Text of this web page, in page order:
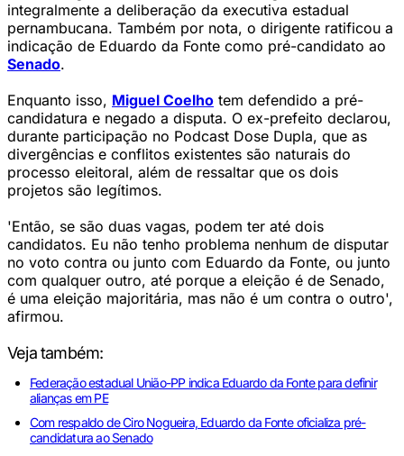
integralmente a deliberação da executiva estadual
pernambucana. Também por nota, o dirigente ratificou a
indicação de Eduardo da Fonte como pré-candidato ao
Senado.
Enquanto isso, Miguel Coelho tem defendido a pré-
candidatura e negado a disputa. O ex-prefeito declarou,
durante participação no Podcast Dose Dupla, que as
divergências e conflitos existentes são naturais do
processo eleitoral, além de ressaltar que os dois
projetos são legítimos.
'Então, se são duas vagas, podem ter até dois
candidatos. Eu não tenho problema nenhum de disputar
no voto contra ou junto com Eduardo da Fonte, ou junto
com qualquer outro, até porque a eleição é de Senado,
é uma eleição majoritária, mas não é um contra o outro',
afirmou.
Veja também:
Federação estadual União-PP indica Eduardo da Fonte para definir
alianças em PE
Com respaldo de Ciro Nogueira, Eduardo da Fonte oficializa pré-
candidatura ao Senado